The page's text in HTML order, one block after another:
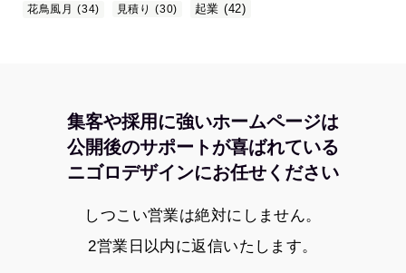
花鳥風月 (34) 見積り (30) 起業 (42)
集客や採用に強いホームページは
公開後のサポートが喜ばれている
ニゴロデザインにお任せください
しつこい営業は絶対にしません。
2営業日以内に返信いたします。